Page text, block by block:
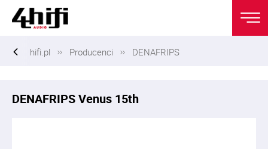
hifi.pl Producenci DENAFRIPS
DENAFRIPS Venus 15th